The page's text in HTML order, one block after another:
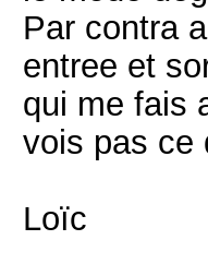
Par contra
entree et
qui me fais
vois pas ce
Loïc